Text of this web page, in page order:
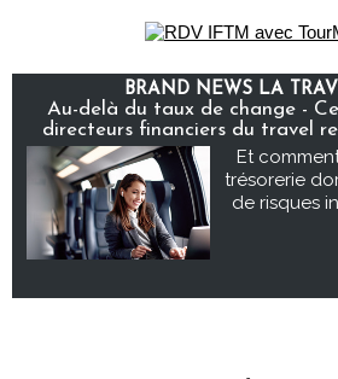
BRAND NEWS LA
Au-delà du taux de change -
directeurs financiers du travel
Et
trésorerie
de risques